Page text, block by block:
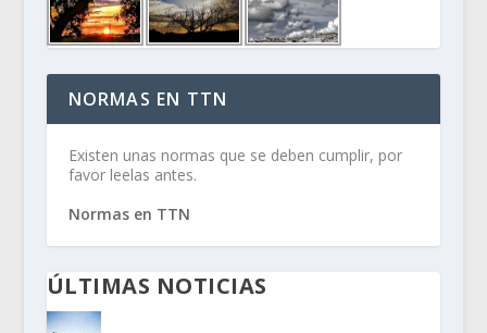
NORMAS EN TTN
Existen unas normas que se deben cumplir, por
favor leelas antes.
Normas en TTN
ÚLTIMAS NOTICIAS